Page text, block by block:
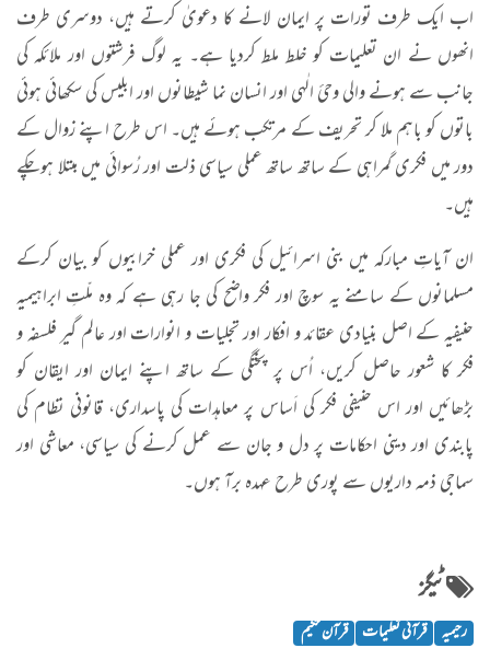
اب ایک طرف تورات پر ایمان لانے کا دعویٰ کرتے ہیں، دوسری طرف
انھوں نے ان تعلیمات کو خلط ملط کردیا ہے۔ یہ لوگ فرشتوں اور ملائکہ کی
جانب سے ہونے والی وحیٔ الٰہی اور انسان نما شیطانوں اور ابلیس کی سکھائی ہوئی
باتوں کو باہم ملا کر تحریف کے مرتکب ہوئے ہیں۔ اس طرح اپنے زوال کے
دور میں فکری گمراہی کے ساتھ ساتھ عملی سیاسی ذلت اور رُسوائی میں مبتلا ہوچکے
ہیں۔
ان آیاتِ مبارکہ میں بنی اسرائیل کی فکری اور عملی خرابیوں کو بیان کرکے
مسلمانوں کے سامنے یہ سوچ اور فکر واضح کی جا رہی ہے کہ وہ ملّتِ ابراہیمیہ
حنیفیہ کے اصل بنیادی عقائد و افکار اور تجلیات و انوارات اور عالم گیر فلسفہ و
فکر کا شعور حاصل کریں، اُس پر پختگی کے ساتھ اپنے ایمان اور ایقان کو
بڑھائیں اور اس حنیفی فکر کی اَساس پر معاہدات کی پاسداری، قانونی نظام کی
پابندی اور دینی احکامات پر دل و جان سے عمل کرنے کی سیاسی، معاشی اور
سماجی ذمہ داریوں سے پوری طرح عہدہ برآ ہوں۔
ٹیگز
رحیمیہ قرآنی تعلیمات قرآن حکیم